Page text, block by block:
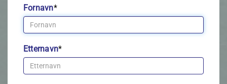
Fornavn*
Etternavn*